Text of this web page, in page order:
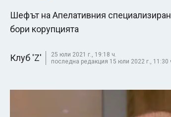
Шефът на Апелативния
бори корупцията
Клуб 'Z'
25 юли 2021 г., 19:18 ч.
последна редакция 15 юли 2022 г., 11:30